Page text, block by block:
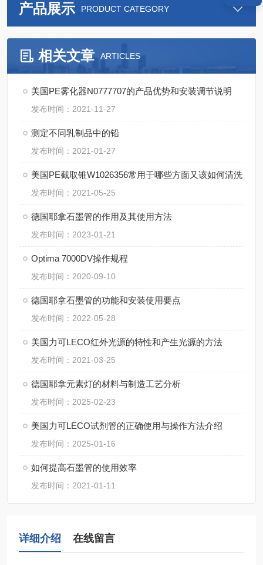
产品展示 PRODUCT CATEGORY
相关文章 ARTICLES
美国PE雾化器N0777707的产品优势和安装调节说明
发布时间：2021-11-27
测定不同乳制品中的铅
发布时间：2021-01-27
美国PE截取锥W1026356常用于哪些方面又该如何清洗
发布时间：2021-05-25
德国耶拿石墨管的作用及其使用方法
发布时间：2023-01-21
Optima 7000DV操作规程
发布时间：2020-09-10
德国耶拿石墨管的功能和安装使用要点
发布时间：2022-05-28
美国力可LECO红外光源的特性和产生光源的方法
发布时间：2021-03-25
德国耶拿元素灯的材料与制造工艺分析
发布时间：2025-02-23
美国力可LECO试剂管的正确使用与操作方法介绍
发布时间：2025-01-16
如何提高石墨管的使用效率
发布时间：2021-01-11
详细介绍 在线留言